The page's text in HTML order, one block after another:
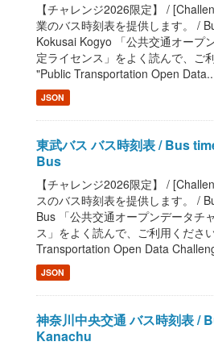
【チャレンジ2026限定】 /
業のバス時刻表を提供します。 /
Kokusai Kogyo 「公共交通オープ
定ライセンス」をよく読んで、ご
"Public Transportation Open
JSON
東武バス バス時刻表 / Bus
Bus
【チャレンジ2026限定】 /
スのバス時刻表を提供します。 /
Bus 「公共交通オープンデータチ
ス」をよく読んで、ご利用くださ
Transportation Open Data
JSON
神奈川中央交通 バス時刻表 /
Kanachu